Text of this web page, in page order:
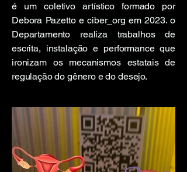
é um coletivo artístico formado por
Debora Pazetto e ciber_org em 2023. o
Departamento realiza trabalhos de
escrita, instalação e performance que
ironizam os mecanismos estatais de
regulação do gênero e do desejo.